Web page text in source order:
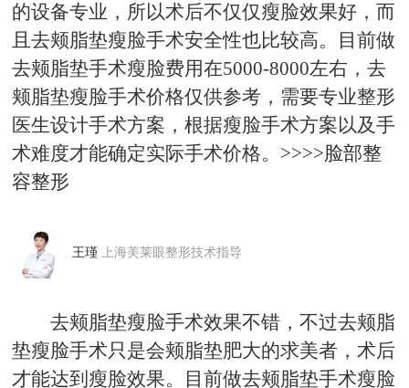
的设备专业，所以术后不仅仅瘦脸效果好，而
且去颊脂垫瘦脸手术安全性也比较高。目前做
去颊脂垫手术瘦脸费用在5000-8000左右，去
颊脂垫瘦脸手术价格仅供参考，需要专业整形
医生设计手术方案，根据瘦脸手术方案以及手
术难度才能确定实际手术价格。>>>>脸部整
容整形
王瑾 上海美莱眼整形技术指导
去颊脂垫瘦脸手术效果不错，不过去颊脂
垫瘦脸手术只是会颊脂垫肥大的求美者，术后
才能达到瘦脸效果。目前做去颊脂垫手术瘦脸